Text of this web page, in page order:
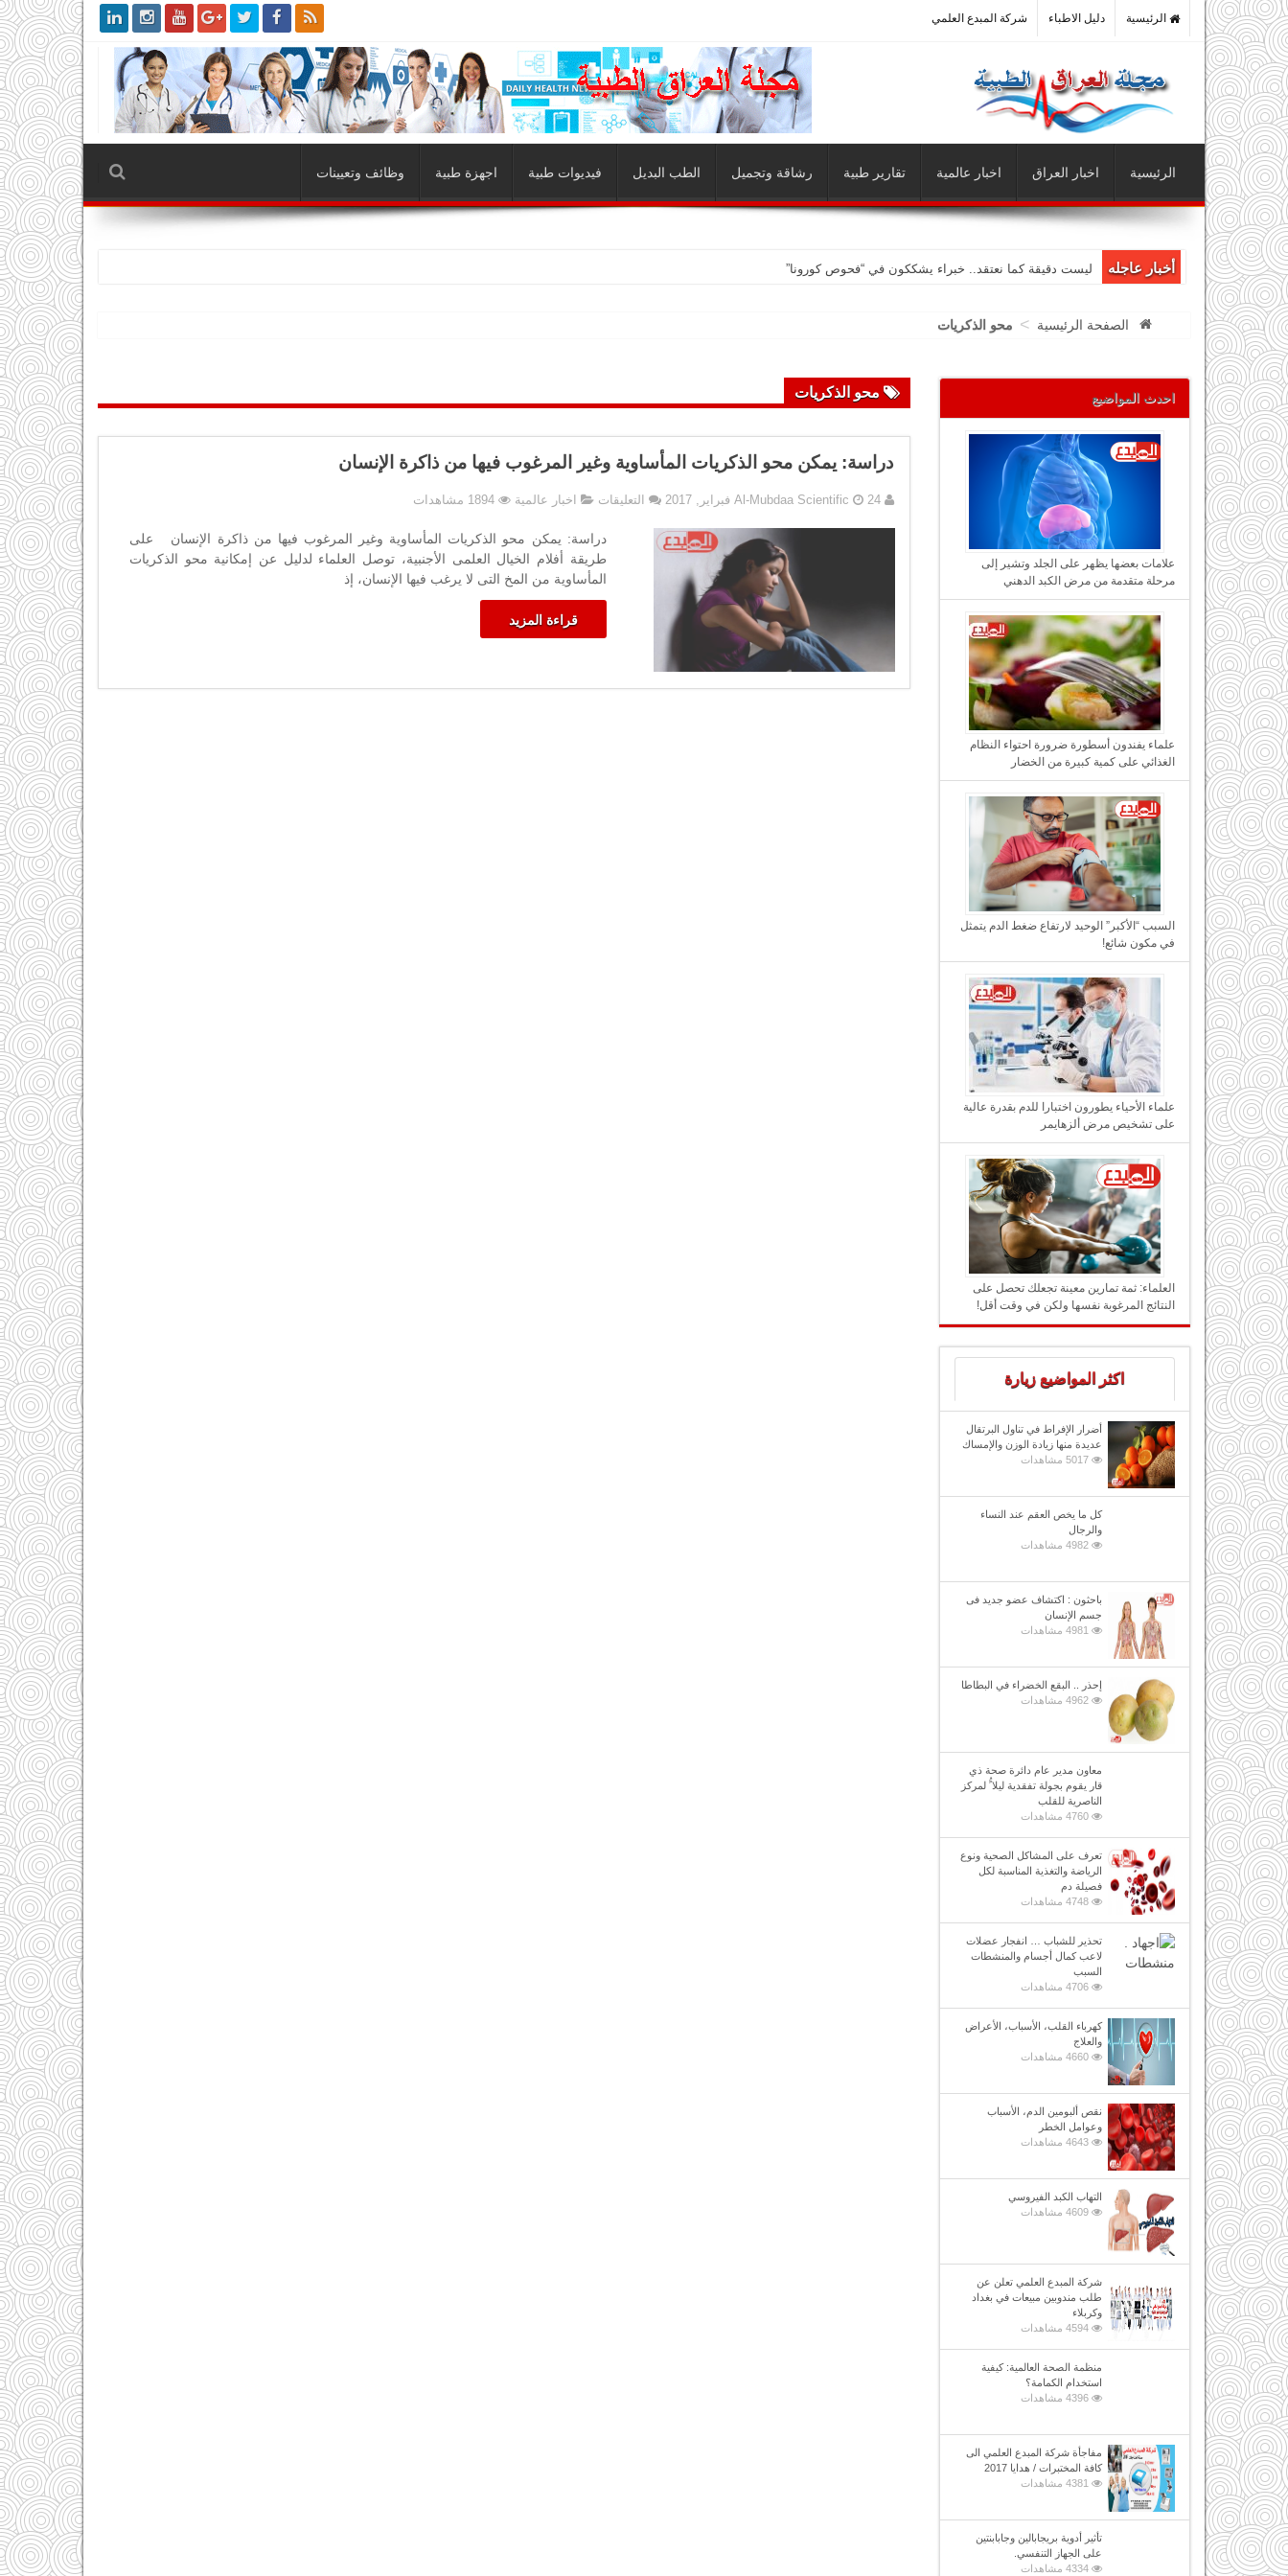
الرئيسية دليل الاطباء شركة المبدع العلمي
الرئيسية اخبار العراق اخبار عالمية تقارير طبية رشاقة وتجميل الطب البديل فيديوات طبية اجهزة طبية وظائف وتعيينات
أخبار عاجله ليست دقيقة كما نعتقد.. خبراء يشككون في “فحوص كورونا”
الصفحة الرئيسية > محو الذكريات
محو الذكريات
دراسة: يمكن محو الذكريات المأساوية وغير المرغوب فيها من ذاكرة الإنسان
Al-Mubdaa Scientific 24 فبراير, 2017 التعليقاتعلى
يمكن
محو
الذكريات
المأساوية
المرغوب
اخبار عالمية 1894 مشاهدات
دراسة: يمكن محو الذكريات المأساوية وغير المرغوب فيها من ذاكرة الإنسان على
طريقة أفلام الخيال العلمى الأجنبية، توصل العلماء لدليل عن إمكانية محو الذكريات
المأساوية من المخ التى لا يرغب فيها الإنسان، إذ
قراءة المزيد
احدث المواضيع
علامات بعضها يظهر على الجلد وتشير إلى
مرحلة متقدمة من مرض الكبد الدهني
علماء يفندون أسطورة ضرورة احتواء النظام
الغذائي على كمية كبيرة من الخضار
السبب “الأكبر” الوحيد لارتفاع ضغط الدم يتمثل
في مكون شائع!
علماء الأحياء يطورون اختبارا للدم بقدرة عالية
على تشخيص مرض ألزهايمر
العلماء: ثمة تمارين معينة تجعلك تحصل على
النتائج المرغوبة نفسها ولكن في وقت أقل!
اكثر المواضيع زيارة
أضرار الإفراط في تناول البرتقال
عديدة منها زيادة الوزن والإمساك
5017 مشاهدات
كل ما يخص العقم عند النساء
والرجال
4982 مشاهدات
باحثون : اكتشاف عضو جديد فى
جسم الإنسان
4981 مشاهدات
إحذر .. البقع الخضراء في البطاطا
4962 مشاهدات
معاون مدير عام دائرة صحة ذي
قار يقوم بجولة تفقدية ليلا ًُ لمركز
الناصرية للقلب
4760 مشاهدات
تعرف على المشاكل الصحية ونوع
الرياضة والتغذية المناسبة لكل
فصيلة دم
4748 مشاهدات
تحذير للشباب … انفجار عضلات
لاعب كمال أجسام والمنشطات
السبب
4706 مشاهدات
كهرباء القلب، الأسباب، الأعراض
والعلاج
4660 مشاهدات
نقص ألبومين الدم، الأسباب
وعوامل الخطر
4643 مشاهدات
التهاب الكبد الفيروسي
4609 مشاهدات
شركة المبدع العلمي تعلن عن
طلب مندوبين مبيعات في بغداد
وكربلاء
4594 مشاهدات
منظمة الصحة العالمية: كيفية
استخدام الكمامة؟
4396 مشاهدات
مفاجأة شركة المبدع العلمي الى
كافة المختبرات / هدايا 2017
4381 مشاهدات
تأثير أدوية بريجابالين وجابابنتين
على الجهاز التنفسي.
4334 مشاهدات